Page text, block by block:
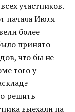
участников.
начала Июля
более
принято
что бы не
того у
решить
выехали на